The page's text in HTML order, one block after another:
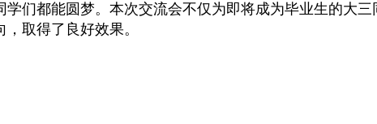
学们都能圆梦。本次交流会不仅为即将成为毕业生的大
取得了良好效果。